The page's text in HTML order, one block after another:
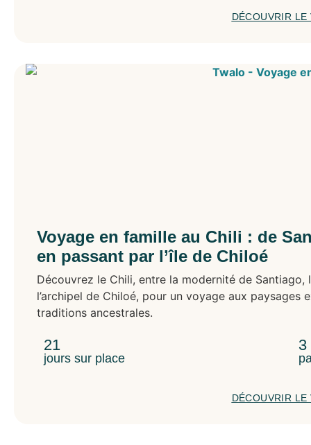
DÉCOUVRIR LE
Voyage en famille au Chili : de
en passant par l’île de Chiloé
Découvrez le Chili, entre la modernité de
l’archipel de Chiloé, pour un voyage aux paysages
traditions ancestrales.
21
jours sur place
DÉCOUVRIR LE